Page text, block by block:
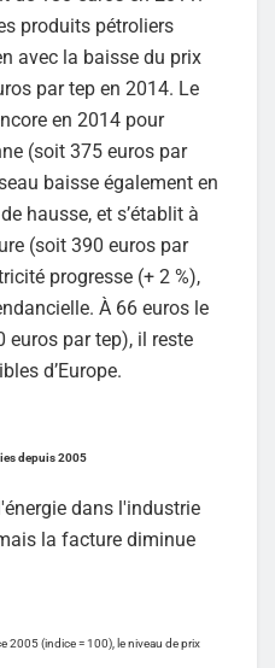
produits pétroliers
avec la baisse du prix
par tep en 2014. Le
en 2014 pour
(soit 375 euros par
baisse également en
hausse, et s’établit à
(soit 390 euros par
progresse (+ 2 %),
À 66 euros le
euros par tep), il reste
d’Europe.
depuis 2005
2005 (indice = 100), le niveau de prix